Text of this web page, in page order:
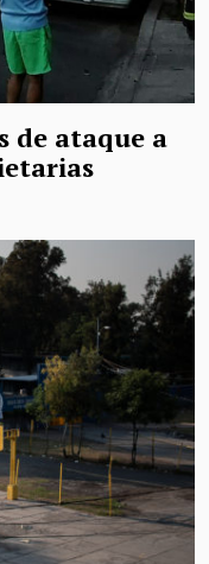
de ataque a